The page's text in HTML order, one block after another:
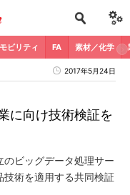
モビリティ FA 素材／化学
2017年5月24日
に向け技術検証を
のビッグデータ処理サー
技術を適用する共同検証